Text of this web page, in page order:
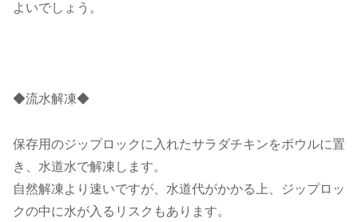
よいでしょう。
◆流水解凍◆
保存用のジップロックに入れたサラダチキンをボウルに置
き、水道水で解凍します。
自然解凍より速いですが、水道代がかかる上、ジップロッ
クの中に水が入るリスクもあります。